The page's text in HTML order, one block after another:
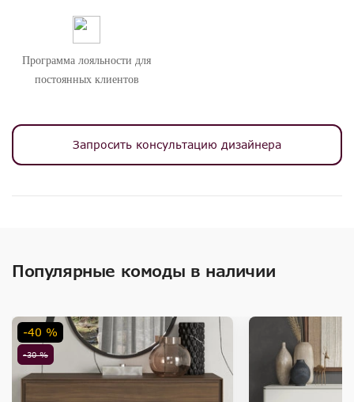
Программа лояльности для
постоянных клиентов
Запросить консультацию дизайнера
Популярные комоды в наличии
-30 %
-40 %